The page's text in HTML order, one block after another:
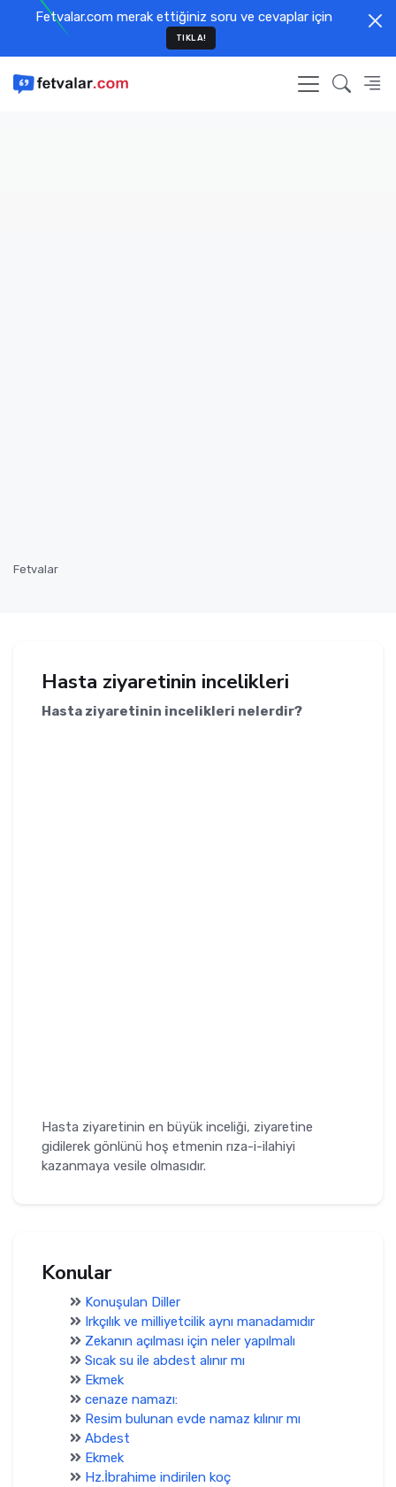
Fetvalar.com merak ettiğiniz soru ve cevaplar için
TIKLA!
Fetvalar
Hasta ziyaretinin incelikleri
Hasta ziyaretinin incelikleri nelerdir?
Hasta ziyaretinin en büyük inceliği, ziyaretine
gidilerek gönlünü hoş etmenin rıza-i-ilahiyi
kazanmaya vesile olmasıdır.
Konular
Konuşulan Diller
Irkçılık ve milliyetcilik aynı manadamıdır
Zekanın açılması için neler yapılmalı
Sıcak su ile abdest alınır mı
Ekmek
cenaze namazı:
Resim bulunan evde namaz kılınır mı
Abdest
Ekmek
Hz.İbrahime indirilen koç